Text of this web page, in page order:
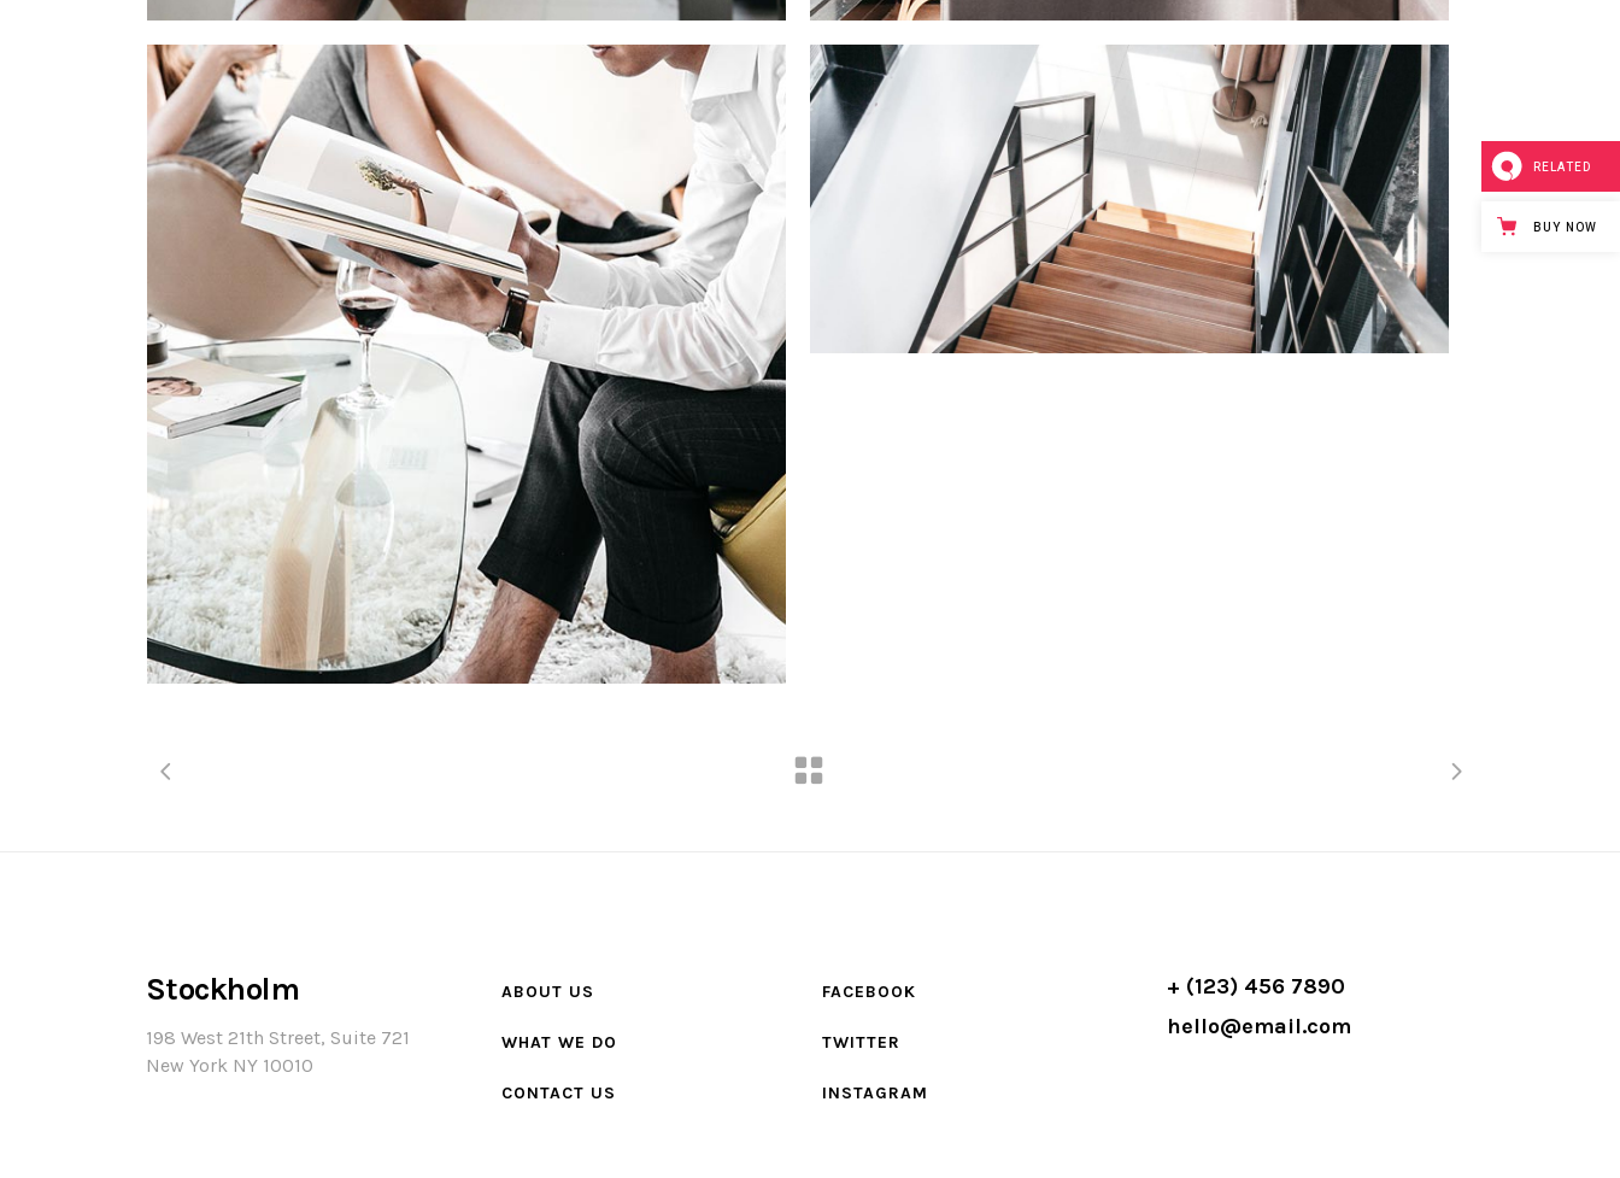
Stockholm
198 West 21th Street, Suite 721
New York NY 10010
ABOUT US
WHAT WE DO
CONTACT US
FACEBOOK
TWITTER
INSTAGRAM
+ (123) 456 7890
hello@email.com
RELATED
BUY NOW